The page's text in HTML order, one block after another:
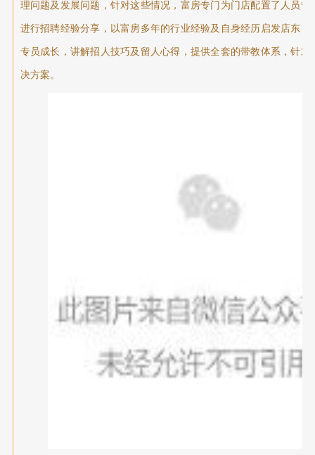
理问题及发展问题，针对这些情况，富房专门为门店配置了人员管
进行招聘经验分享，以富房多年的行业经验及自身经历启发店东，
专员成长，讲解招人技巧及留人心得，提供全套的带教体系，针对
决方案。